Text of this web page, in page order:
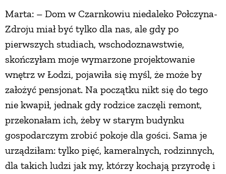
Marta: – Dom w Czarnkowiu niedaleko Połczyna-
Zdroju miał być tylko dla nas, ale gdy po
pierwszych studiach, wschodoznawstwie,
skończyłam moje wymarzone projektowanie
wnętrz w Łodzi, pojawiła się myśl, że może by
założyć pensjonat. Na początku nikt się do tego
nie kwapił, jednak gdy rodzice zaczęli remont,
przekonałam ich, żeby w starym budynku
gospodarczym zrobić pokoje dla gości. Sama je
urządziłam: tylko pięć, kameralnych, rodzinnych,
dla takich ludzi jak my, którzy kochają przyrodę i
RĘKODZIEŁO
RZEMIOSŁO
ZWYCZAJE
ZRÓB TO SAM
PRZEPISY